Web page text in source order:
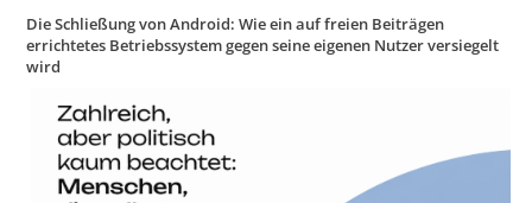
Die Schließung von Android: Wie ein auf freien Beiträgen
errichtetes Betriebssystem gegen seine eigenen Nutzer versiegelt
wird